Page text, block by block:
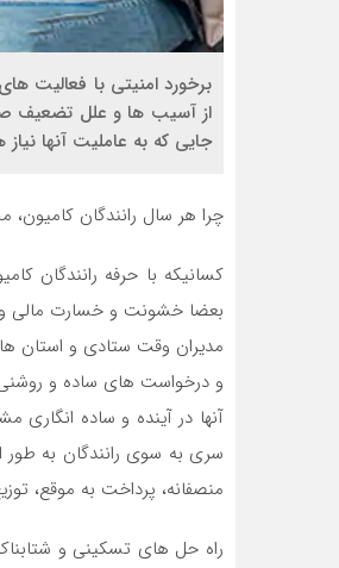
برخورد امنیتی با فعالیت
از آسیب ها و علل تضعیف
جایی که به عاملیت آنها
چرا هر سال رانندگان کامیون،
بعضا خشونت و خسارت مالی و
مدیران وقت ستادی و استان ها
و درخواست های ساده و روشنی
آنها در آینده و ساده
سری به سوی رانندگان به
منصفانه، پرداخت به موقع،
راه حل های تسکینی و شتابناک